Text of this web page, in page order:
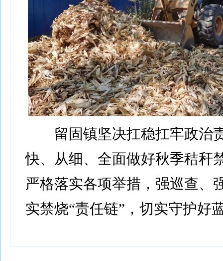
留固镇坚决扛稳扛牢政治
快、从细、全面做好秋季秸秆
严格落实各项举措，强巡查、
实禁烧“责任链”，切实守护好